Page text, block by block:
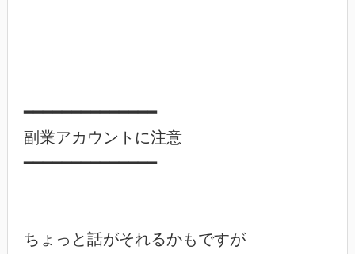
━━━━━━━━━━━━━━
副業アカウントに注意
━━━━━━━━━━━━━━
ちょっと話がそれるかもですが